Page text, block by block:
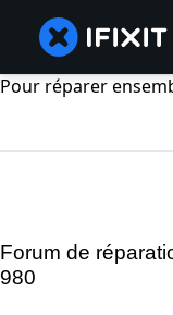
Pour réparer
Forum de
980